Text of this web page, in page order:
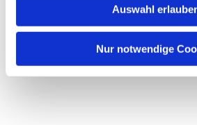
Auswahl
Nur notwendige